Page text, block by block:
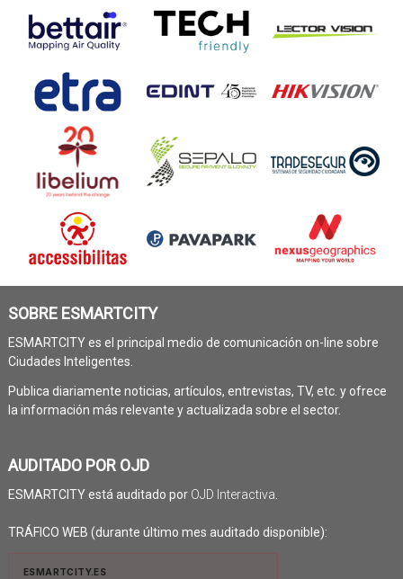
SOBRE ESMARTCITY
ESMARTCITY es el principal medio de comunicación on-line sobre
Ciudades Inteligentes.
Publica diariamente noticias, artículos, entrevistas, TV, etc. y ofrece
la información más relevante y actualizada sobre el sector.
AUDITADO POR OJD
ESMARTCITY está auditado por OJD Interactiva.
TRÁFICO WEB (durante último mes auditado disponible):